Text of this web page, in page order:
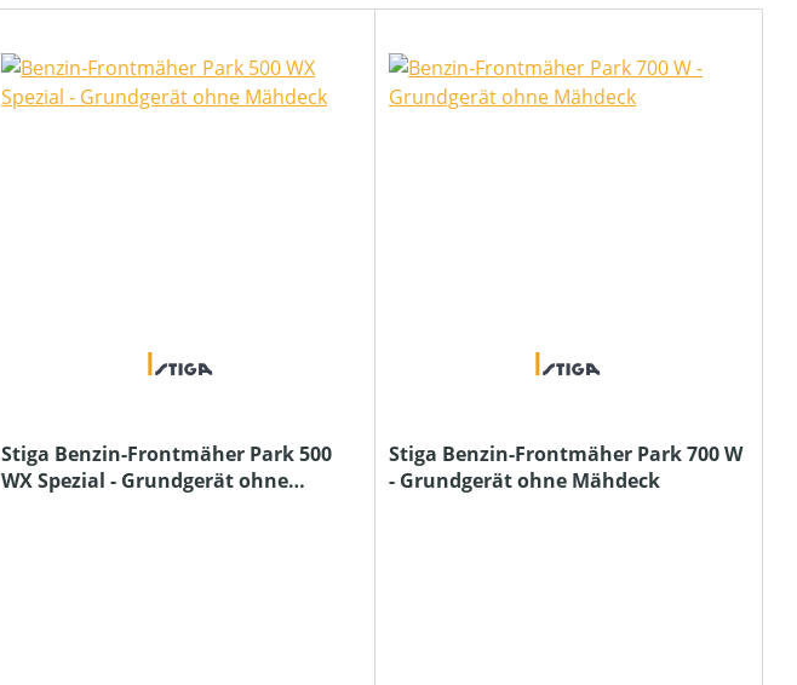
Stiga Benzin-Frontmäher Park 500
WX Spezial - Grundgerät ohne
Stiga Benzin-Frontmäher Park 700 W
- Grundgerät ohne Mähdeck